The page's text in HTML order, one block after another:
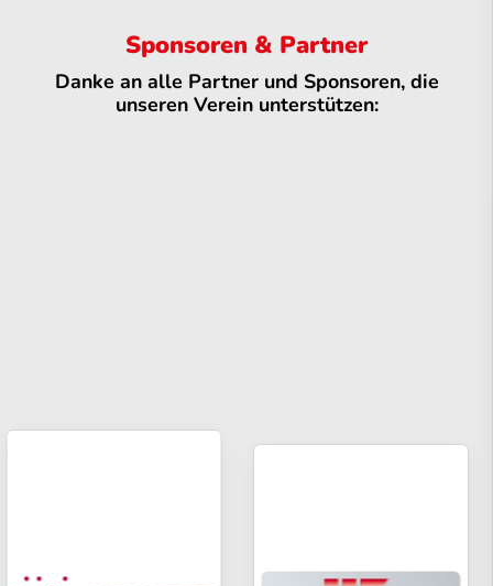
Sponsoren & Partner
Danke an alle Partner und Sponsoren, die
unseren Verein unterstützen: